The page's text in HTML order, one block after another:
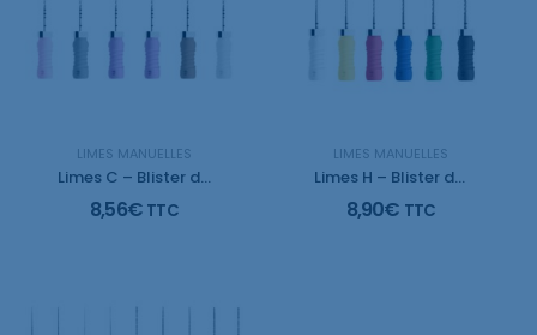
LIMES MANUELLES
Limes C – Blister de 6 limes
8,56€ TTC
LIMES MANUELLES
Limes H – Blister de 6 limes
8,90€ TTC